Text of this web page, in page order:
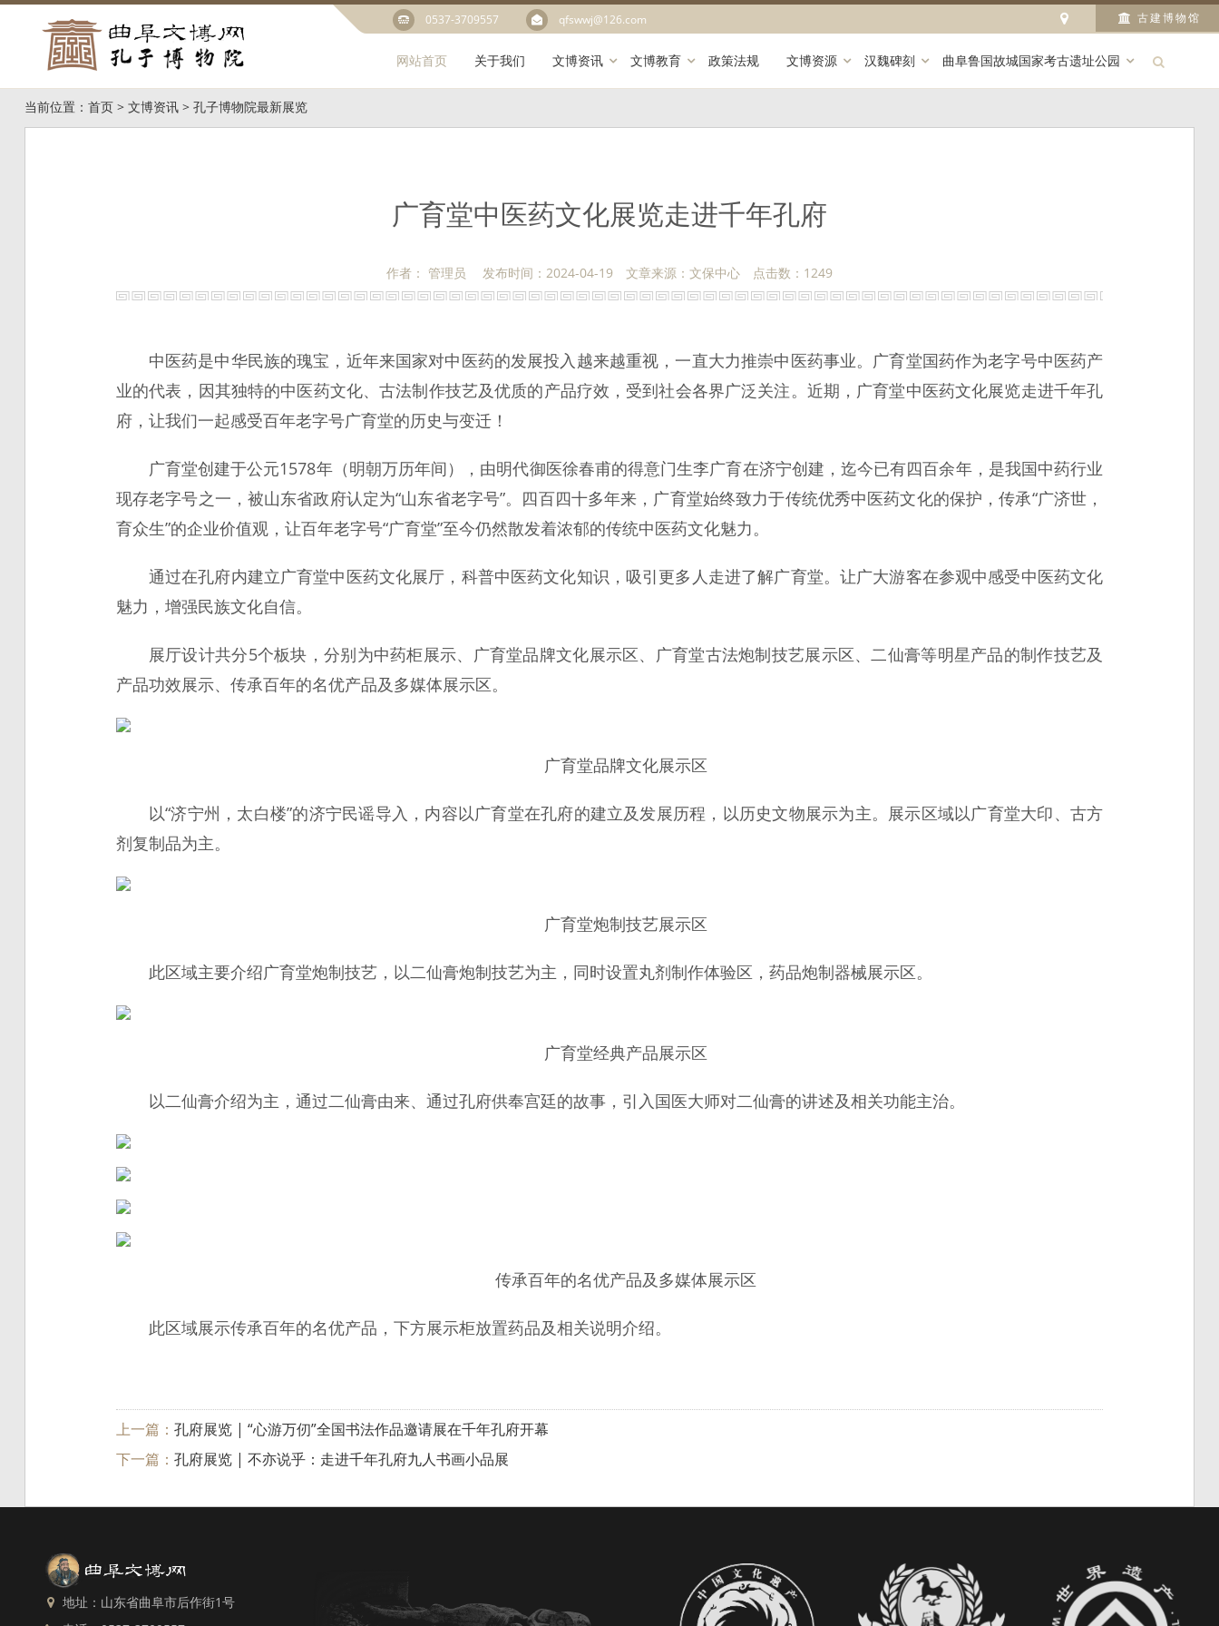
0537-3709557 qfswwj@126.com 古建博物馆
网站首页 关于我们 文博资讯 文博教育 政策法规 文博资源 汉魏碑刻 曲阜鲁国故城国家考古遗址公园
当前位置： 首页> 文博资讯> 孔子博物院最新展览
广育堂中医药文化展览走进千年孔府
作者： 管理员 发布时间：2024-04-19 文章来源：文保中心 点击数： 1249
中医药是中华民族的瑰宝，近年来国家对中医药的发展投入越来越重视，一直大力推崇中医药事业。广育堂国药作为老字号中医药产
业的代表，因其独特的中医药文化、古法制作技艺及优质的产品疗效，受到社会各界广泛关注。近期，广育堂中医药文化展览走进千年孔
府，让我们一起感受百年老字号广育堂的历史与变迁！
广育堂创建于公元1578年（明朝万历年间），由明代御医徐春甫的得意门生李广育在济宁创建，迄今已有四百余年，是我国中药行业
现存老字号之一，被山东省政府认定为“山东省老字号”。四百四十多年来，广育堂始终致力于传统优秀中医药文化的保护，传承“广济世，
育众生”的企业价值观，让百年老字号“广育堂”至今仍然散发着浓郁的传统中医药文化魅力。
通过在孔府内建立广育堂中医药文化展厅，科普中医药文化知识，吸引更多人走进了解广育堂。让广大游客在参观中感受中医药文化
魅力，增强民族文化自信。
展厅设计共分5个板块，分别为中药柜展示、广育堂品牌文化展示区、广育堂古法炮制技艺展示区、二仙膏等明星产品的制作技艺及
产品功效展示、传承百年的名优产品及多媒体展示区。
广育堂品牌文化展示区
以“济宁州，太白楼”的济宁民谣导入，内容以广育堂在孔府的建立及发展历程，以历史文物展示为主。展示区域以广育堂大印、古方
剂复制品为主。
广育堂炮制技艺展示区
此区域主要介绍广育堂炮制技艺，以二仙膏炮制技艺为主，同时设置丸剂制作体验区，药品炮制器械展示区。
广育堂经典产品展示区
以二仙膏介绍为主，通过二仙膏由来、通过孔府供奉宫廷的故事，引入国医大师对二仙膏的讲述及相关功能主治。
传承百年的名优产品及多媒体展示区
此区域展示传承百年的名优产品，下方展示柜放置药品及相关说明介绍。
上一篇： 孔府展览 | “心游万仞”全国书法作品邀请展在千年孔府开幕
下一篇： 孔府展览 | 不亦说乎：走进千年孔府九人书画小品展
地址：山东省曲阜市后作街1号